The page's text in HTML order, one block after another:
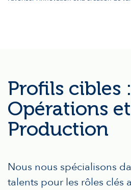
Profils cibles :
Opérations et
Production
Nous nous spécialisons
talents pour les rôles clés